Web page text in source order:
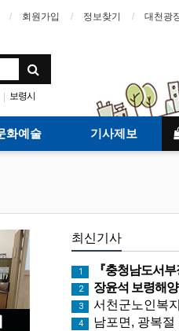
회원가입 정보찾기 대천광
| 보령시
화예술 기사제보
최신기사
1 『충청남도서부장애인종합복지관, 여름계
2 장윤석 보령해양경찰서장, 육군 제97보병여단-7
3 서천군노인복지관, ‘마음정원
4 남포면, 광복절 맞아 ‘태극 물